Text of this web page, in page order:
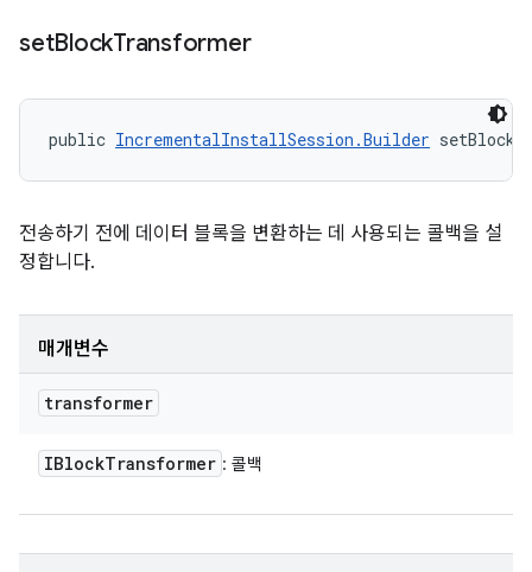
setBlockTransformer
public IncrementalInstallSession.Builder
전송하기 전에 데이터 블록을 변환하는 데 사용되는 콜백을 설
정합니다.
매개변수
transformer
IBlockTransformer : 콜백